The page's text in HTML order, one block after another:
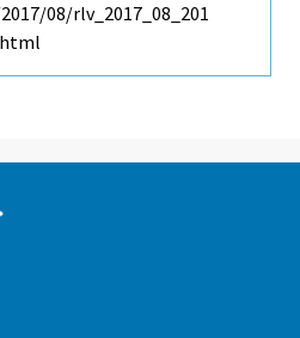
08/rlv_2017_08_201